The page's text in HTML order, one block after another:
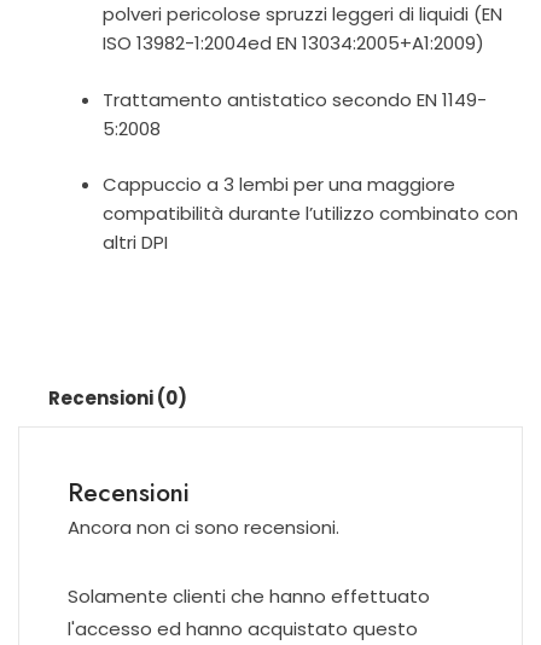
polveri pericolose spruzzi leggeri di liquidi (EN
ISO 13982-1:2004ed EN 13034:2005+A1:2009)
Trattamento antistatico secondo EN 1149-
5:2008
Cappuccio a 3 lembi per una maggiore
compatibilità durante l’utilizzo combinato con
altri DPI
Recensioni (0)
Recensioni
Ancora non ci sono recensioni.
Solamente clienti che hanno effettuato
l'accesso ed hanno acquistato questo